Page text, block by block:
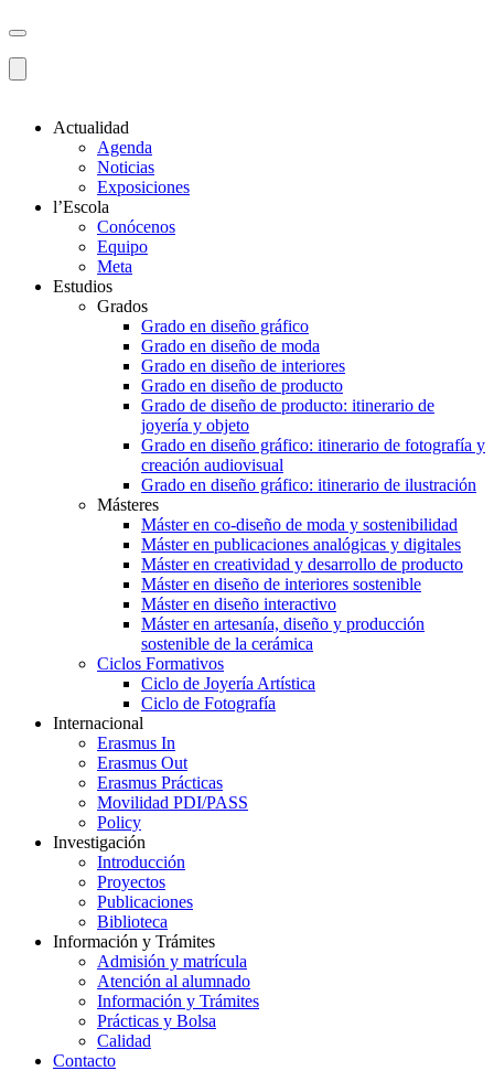
Actualidad
Agenda
Noticias
Exposiciones
l’Escola
Conócenos
Equipo
Meta
Estudios
Grados
Grado en diseño gráfico
Grado en diseño de moda
Grado en diseño de interiores
Grado en diseño de producto
Grado de diseño de producto: itinerario de
joyería y objeto
Grado en diseño gráfico: itinerario de fotografía y
creación audiovisual
Grado en diseño gráfico: itinerario de ilustración
Másteres
Máster en co-diseño de moda y sostenibilidad
Máster en publicaciones analógicas y digitales
Máster en creatividad y desarrollo de producto
Máster en diseño de interiores sostenible
Máster en diseño interactivo
Máster en artesanía, diseño y producción
sostenible de la cerámica
Ciclos Formativos
Ciclo de Joyería Artística
Ciclo de Fotografía
Internacional
Erasmus In
Erasmus Out
Erasmus Prácticas
Movilidad PDI/PASS
Policy
Investigación
Introducción
Proyectos
Publicaciones
Biblioteca
Información y Trámites
Admisión y matrícula
Atención al alumnado
Información y Trámites
Prácticas y Bolsa
Calidad
Contacto